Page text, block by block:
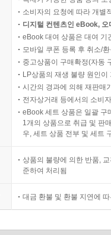
소비자의 요청에 따라 개별
디지털 컨텐츠인 eBook,
eBook 대여 상품은 대여 기
모바일 쿠폰 등록 후 취소/
중고상품이 구매확정(자동
LP상품의 재생 불량 원인
시간의 경과에 의해 재판매
전자상거래 등에서의 소비
eBook 세트 상품은 일괄 구
1개의 상품으로 취급 및 판
우, 세트 상품 전부 및 세트
상품의 불량에 의한 반품,
준하여 처리됨
대금 환불 및 환불 지연에